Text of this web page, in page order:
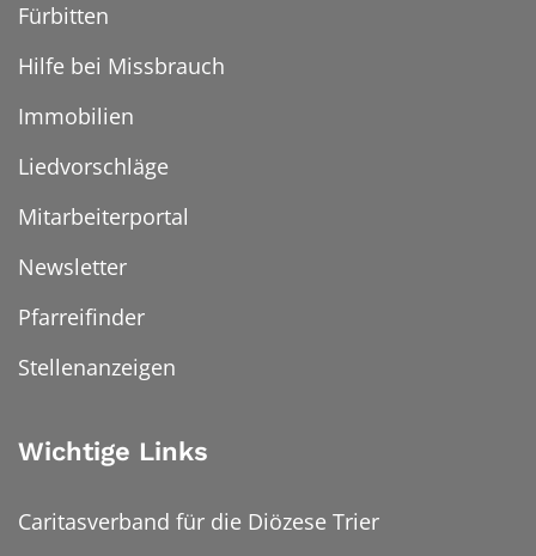
Fürbitten
Hilfe bei Missbrauch
Immobilien
Liedvorschläge
Mitarbeiterportal
Newsletter
Pfarreifinder
Stellenanzeigen
Wichtige Links
Caritasverband für die Diözese Trier